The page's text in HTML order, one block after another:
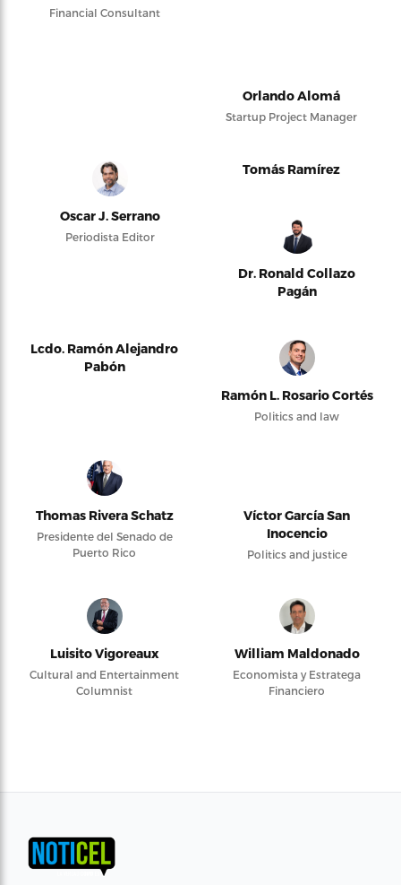
Financial Consultant
Orlando Alomá
Startup Project Manager
Oscar J. Serrano
Periodista Editor
Tomás Ramírez
Dr. Ronald Collazo
Pagán
Lcdo. Ramón Alejandro
Pabón
Ramón L. Rosario Cortés
Politics and law
Thomas Rivera Schatz
Presidente del Senado de
Puerto Rico
Víctor García San
Inocencio
Politics and justice
Luisito Vigoreaux
Cultural and Entertainment
Columnist
William Maldonado
Economista y Estratega
Financiero